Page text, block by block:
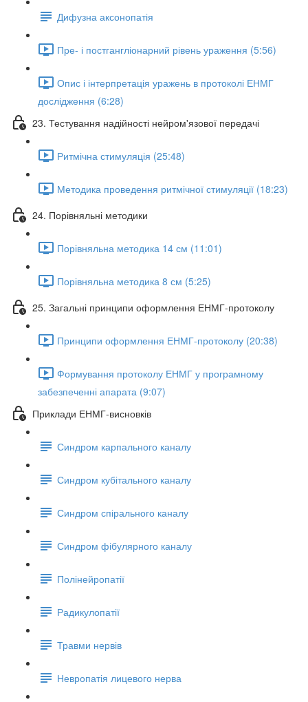
Дифузна аксонопатія
Пре- і постгангліонарний рівень ураження (5:56)
Опис і інтерпретація уражень в протоколі ЕНМГ
дослідження (6:28)
23. Тестування надійності нейром'язової передачі
Ритмічна стимуляція (25:48)
Методика проведення ритмічної стимуляції (18:23)
24. Порівняльні методики
Порівняльна методика 14 см (11:01)
Порівняльна методика 8 см (5:25)
25. Загальні принципи оформлення ЕНМГ-протоколу
Принципи оформлення ЕНМГ-протоколу (20:38)
Формування протоколу ЕНМГ у програмному
забезпеченні апарата (9:07)
Приклади ЕНМГ-висновків
Синдром карпального каналу
Синдром кубітального каналу
Синдром спірального каналу
Синдром фібулярного каналу
Полінейропатії
Радикулопатії
Травми нервів
Невропатія лицевого нерва